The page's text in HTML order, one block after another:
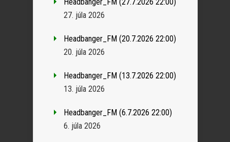
27. júla 2026
Headbanger_FM (20.7.2026 22:00)
20. júla 2026
Headbanger_FM (13.7.2026 22:00)
13. júla 2026
Headbanger_FM (6.7.2026 22:00)
6. júla 2026